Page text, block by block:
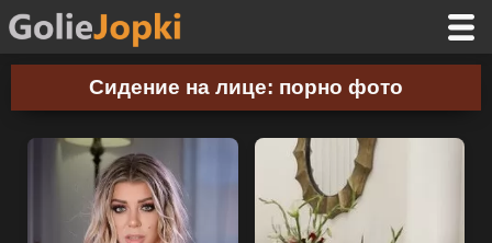
Сидение на лице: порно фото